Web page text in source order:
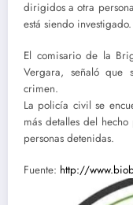
dirigidos a otra
está siendo investigado.
El comisario de la
Vergara, señaló que
crimen.
La policía civil se
más detalles del
personas detenidas.
Fuente: http://